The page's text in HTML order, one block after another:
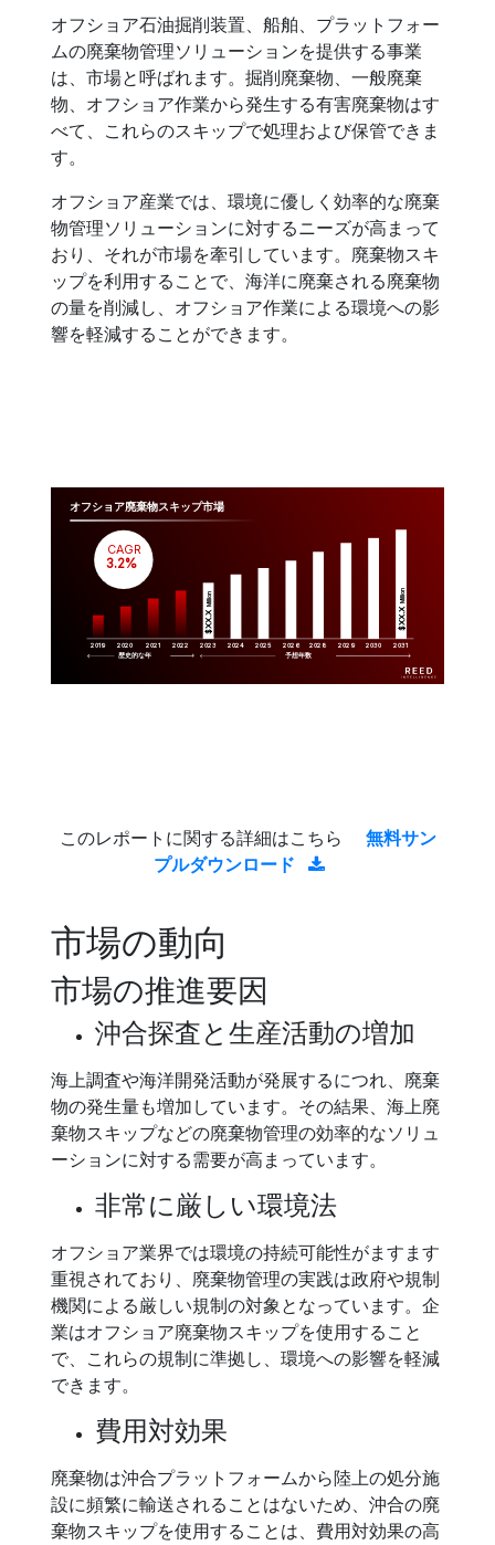
オフショア石油掘削装置、船舶、プラットフォー
ムの廃棄物管理ソリューションを提供する事業
は、市場と呼ばれます。掘削廃棄物、一般廃棄
物、オフショア作業から発生する有害廃棄物はす
べて、これらのスキップで処理および保管できま
す。
オフショア産業では、環境に優しく効率的な廃棄
物管理ソリューションに対するニーズが高まって
おり、それが市場を牽引しています。廃棄物スキ
ップを利用することで、海洋に廃棄される廃棄物
の量を削減し、オフショア作業による環境への影
響を軽減することができます。
オフショア廃棄物スキップ市場
2019 2020 2021 2022 2023 2024 2025 2026 2028 2029 2030 2031
$XX.X
Million
$XX.X
Million
CAGR
3.2%
歴史的な年 予想年数
このレポートに関する詳細はこちら
無料サン
プルダウンロード
市場の動向
市場の推進要因
沖合探査と生産活動の増加
海上調査や海洋開発活動が発展するにつれ、廃棄
物の発生量も増加しています。その結果、海上廃
棄物スキップなどの廃棄物管理の効率的なソリュ
ーションに対する需要が高まっています。
非常に厳しい環境法
オフショア業界では環境の持続可能性がますます
重視されており、廃棄物管理の実践は政府や規制
機関による厳しい規制の対象となっています。企
業はオフショア廃棄物スキップを使用すること
で、これらの規制に準拠し、環境への影響を軽減
できます。
費用対効果
廃棄物は沖合プラットフォームから陸上の処分施
設に頻繁に輸送されることはないため、沖合の廃
棄物スキップを使用することは、費用対効果の高